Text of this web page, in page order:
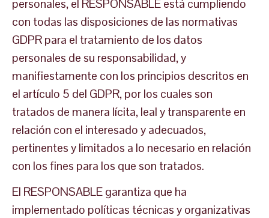
personales, el RESPONSABLE está cumpliendo
con todas las disposiciones de las normativas
GDPR para el tratamiento de los datos
personales de su responsabilidad, y
manifiestamente con los principios descritos en
el artículo 5 del GDPR, por los cuales son
tratados de manera lícita, leal y transparente en
relación con el interesado y adecuados,
pertinentes y limitados a lo necesario en relación
con los fines para los que son tratados.
El RESPONSABLE garantiza que ha
implementado políticas técnicas y organizativas